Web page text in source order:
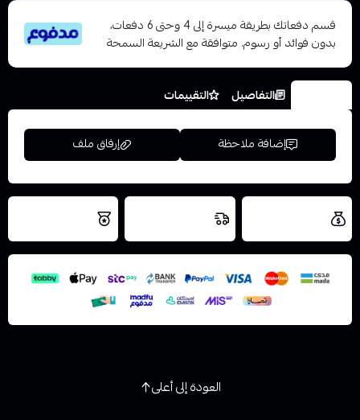
قسم دفعاتك بطريقة ميسرة إلى 4 وحتى 6 دفعات،
بدون فوائد أو رسوم. متوافقة مع الشريعة السمحة
التفاصيل التقييمات
إضافة ملاحظة إرفاق ملف
اسحب و افلت الملف هنا
استعراض
نتميز بلجودة
العودة إلى أعلى